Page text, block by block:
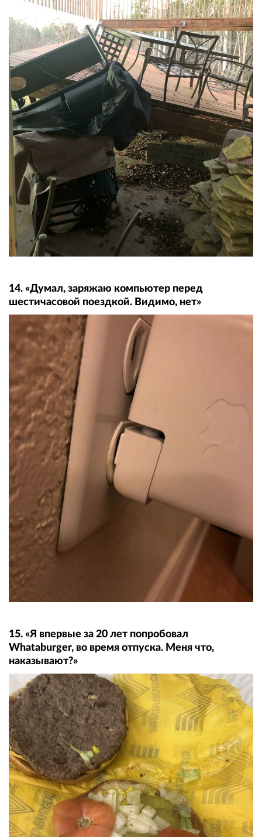
14. «Думал, заряжаю компьютер перед
шестичасовой поездкой. Видимо, нет»
15. «Я впервые за 20 лет попробовал
Whataburger, во время отпуска. Меня что,
наказывают?»